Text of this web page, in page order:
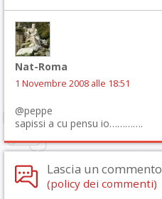
Nat-Roma
1 Novembre 2008 alle 18:51
@peppe
sapissi a cu pensu io………….
Lascia un commento
(policy dei commenti)